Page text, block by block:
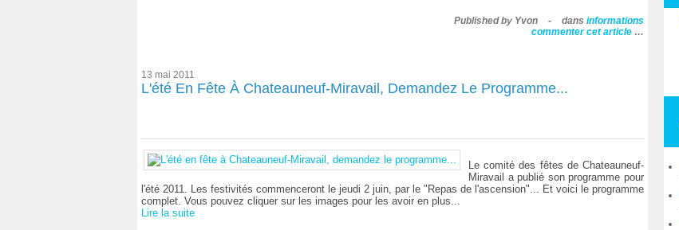
Published by Yvon - dans informations
commenter cet article …
13 mai 2011
L'été En Fête À Chateauneuf-Miravail, Demandez Le Programme...
Le comité des fêtes de Chateauneuf-
Miravail a publié son programme pour
l'été 2011. Les festivités commenceront le jeudi 2 juin, par le "Repas de l'ascension"... Et voici le programme
complet. Vous pouvez cliquer sur les images pour les avoir en plus...
Lire la suite